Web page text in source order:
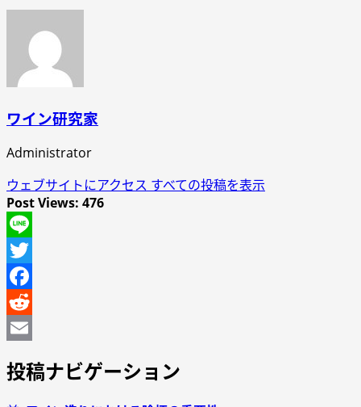
ワイン研究家
Administrator
ウェブサイトにアクセス すべての投稿を表示
Post Views: 476
Line
Twitter
Facebook
Reddit
投稿ナビゲーション